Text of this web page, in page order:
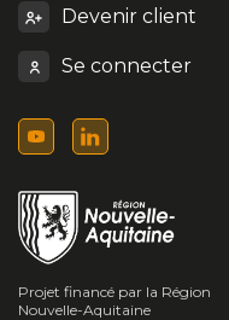
Devenir client
Se connecter
Projet financé par la Région
Nouvelle-Aquitaine